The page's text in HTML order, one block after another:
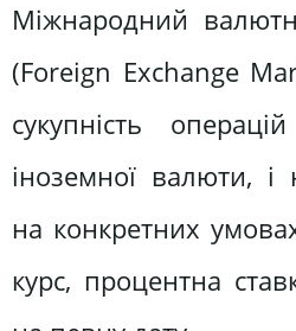
Міжнародний
(Foreign Exchange
сукупність
іноземної валюти,
на конкретних
курс, процентна